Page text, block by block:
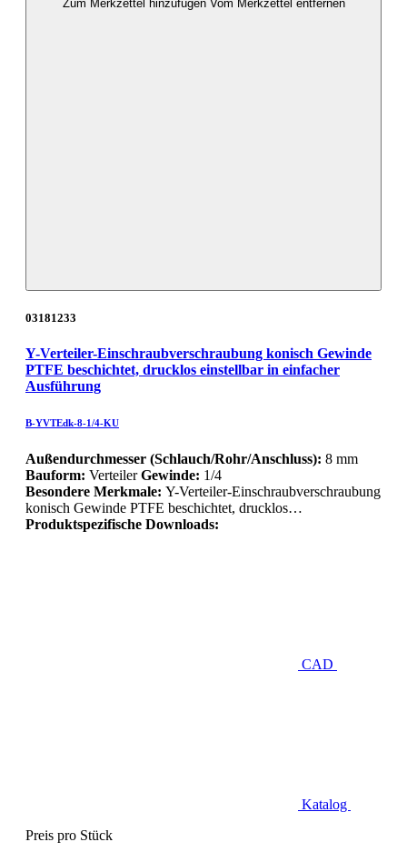
Zum Merkzettel hinzufügen Vom Merkzettel entfernen
03181233
Y-Verteiler-Einschraubverschraubung konisch Gewinde
PTFE beschichtet, drucklos einstellbar in einfacher
Ausführung
B-YVTEdk-8-1/4-KU
Außendurchmesser (Schlauch/Rohr/Anschluss): 8 mm
Bauform: VerteilerGewinde: 1/4
Besondere Merkmale: Y-Verteiler-Einschraubverschraubung
konisch Gewinde PTFE beschichtet, drucklos…
Produktspezifische Downloads:
CAD
Katalog
Preis pro Stück